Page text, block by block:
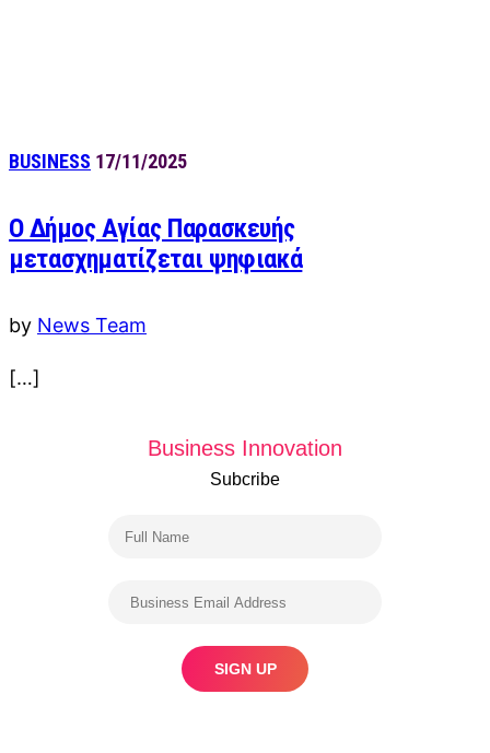
BUSINESS 17/11/2025
Ο Δήμος Αγίας Παρασκευής
μετασχηματίζεται ψηφιακά
by News Team
[…]
Business Innovation
Subcribe